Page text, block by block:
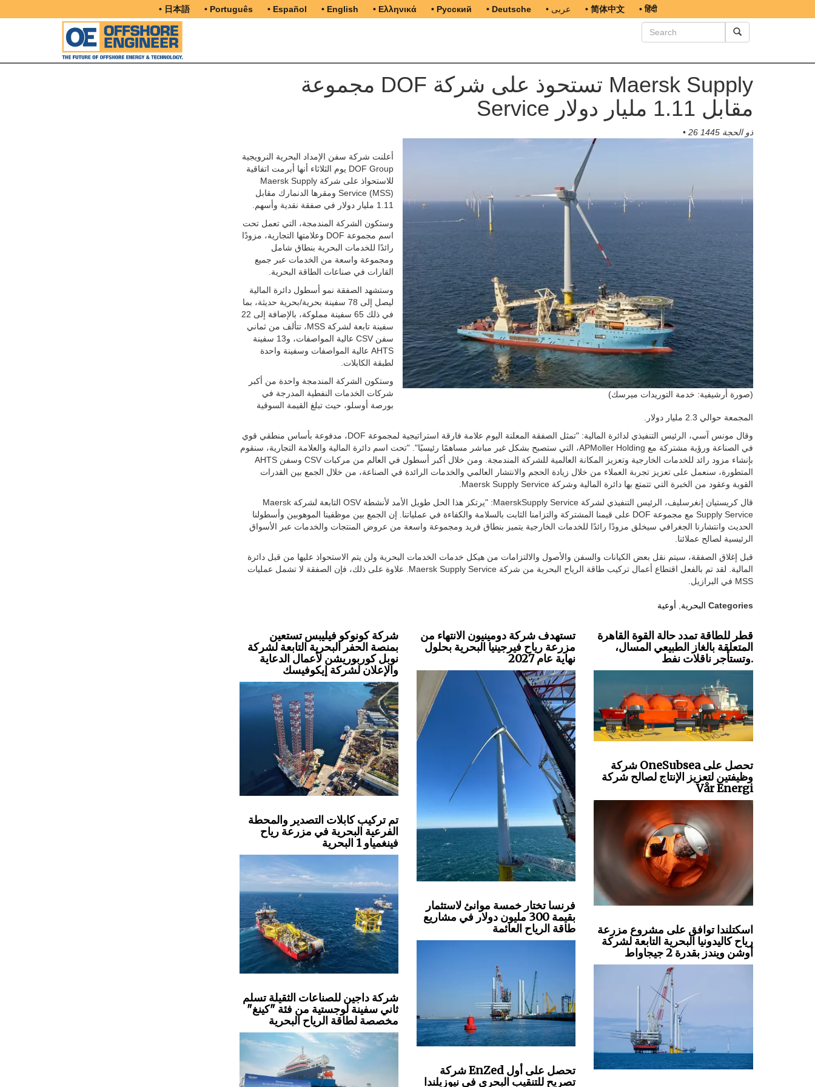
• 日本語 • Português • Español • English • Ελληνικά • Русский • Deutsche • عربى • 简体中文 • हिंदी
مجموعة DOF تستحوذ على شركة Maersk Supply
Service مقابل 1.11 مليار دولار
• 26 ذو الحجة 1445
(صورة أرشيفية: خدمة التوريدات ميرسك)
أعلنت شركة سفن الإمداد البحرية النرويجية
DOF Group يوم الثلاثاء أنها أبرمت اتفاقية
للاستحواذ على شركة Maersk Supply
Service (MSS) ومقرها الدنمارك مقابل
1.11 مليار دولار في صفقة نقدية وأسهم.
وستكون الشركة المندمجة، التي تعمل تحت
اسم مجموعة DOF وعلامتها التجارية، مزودًا
رائدًا للخدمات البحرية بنطاق شامل
ومجموعة واسعة من الخدمات عبر جميع
القارات في صناعات الطاقة البحرية.
وستشهد الصفقة نمو أسطول دائرة المالية
ليصل إلى 78 سفينة بحرية/بحرية حديثة، بما
في ذلك 65 سفينة مملوكة، بالإضافة إلى 22
سفينة تابعة لشركة MSS، تتألف من ثماني
سفن CSV عالية المواصفات، و13 سفينة
AHTS عالية المواصفات وسفينة واحدة
لطبقة الكابلات.
وستكون الشركة المندمجة واحدة من أكبر
شركات الخدمات النفطية المدرجة في
بورصة أوسلو، حيث تبلغ القيمة السوقية
المجمعة حوالي 2.3 مليار دولار.
وقال مونس آسي، الرئيس التنفيذي لدائرة المالية: "تمثل الصفقة المعلنة اليوم علامة فارقة استراتيجية لمجموعة DOF، مدفوعة بأساس منطقي قوي
في الصناعة ورؤية مشتركة مع APMoller Holding، التي ستصبح بشكل غير مباشر مساهمًا رئيسيًا". "تحت اسم دائرة المالية والعلامة التجارية، سنقوم
بإنشاء مزود رائد للخدمات الخارجية وتعزيز المكانة العالمية للشركة المندمجة. ومن خلال أكبر أسطول في العالم من مركبات CSV وسفن AHTS
المتطورة، سنعمل على تعزيز تجربة العملاء من خلال زيادة الحجم والانتشار العالمي والخدمات الرائدة في الصناعة، من خلال الجمع بين القدرات
القوية وعقود من الخبرة التي تتمتع بها دائرة المالية وشركة Maersk Supply Service.
قال كريستيان إنغرسليف، الرئيس التنفيذي لشركة MaerskSupply Service: "يرتكز هذا الحل طويل الأمد لأنشطة OSV التابعة لشركة Maersk
Supply Service مع مجموعة DOF على قيمنا المشتركة والتزامنا الثابت بالسلامة والكفاءة في عملياتنا. إن الجمع بين موظفينا الموهوبين وأسطولنا
الحديث وانتشارنا الجغرافي سيخلق مزودًا رائدًا للخدمات الخارجية يتميز بنطاق فريد ومجموعة واسعة من عروض المنتجات والخدمات عبر الأسواق
الرئيسية لصالح عملائنا.
قبل إغلاق الصفقة، سيتم نقل بعض الكيانات والسفن والأصول والالتزامات من هيكل خدمات الخدمات البحرية ولن يتم الاستحواذ عليها من قبل دائرة
المالية. لقد تم بالفعل اقتطاع أعمال تركيب طاقة الرياح البحرية من شركة Maersk Supply Service. علاوة على ذلك، فإن الصفقة لا تشمل عمليات
MSS في البرازيل.
البحرية أوعية Categories
شركة كونوكو فيليبس تستعين
بمنصة الحفر البحرية التابعة لشركة
نوبل كوربوريشن لأعمال الدعاية
والإعلان لشركة إيكوفيسك
تم تركيب كابلات التصدير والمحطة
الفرعية البحرية في مزرعة رياح
فينغمياو 1 البحرية
شركة داجين للصناعات الثقيلة تسلم
ثاني سفينة لوجستية من فئة "كينغ"
مخصصة لطاقة الرياح البحرية
تستهدف شركة دومينيون الانتهاء من
مزرعة رياح فيرجينيا البحرية بحلول
نهاية عام 2027
فرنسا تختار خمسة موانئ لاستثمار
بقيمة 300 مليون دولار في مشاريع
طاقة الرياح العائمة
شركة EnZed تحصل على أول
تصريح للتنقيب البحري في نيوزيلندا
قطر للطاقة تمدد حالة القوة القاهرة
المتعلقة بالغاز الطبيعي المسال،
وتستأجر ناقلات نفط.
شركة OneSubsea تحصل على
وظيفتين لتعزيز الإنتاج لصالح شركة
Vår Energi
اسكتلندا توافق على مشروع مزرعة
رياح كاليدونيا البحرية التابعة لشركة
أوشن ويندز بقدرة 2 جيجاواط